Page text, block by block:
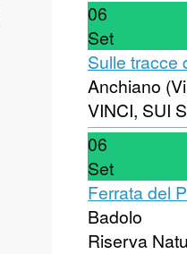
06
Set
Sulle tracce
Anchiano
VINCI, SUI
06
Set
Ferrata del
Badolo
Riserva